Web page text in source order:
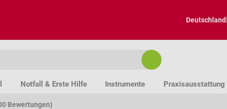
Deutschland|
Notfall & Erste Hilfe Instrumente Praxisausstattung
Bewertungen)